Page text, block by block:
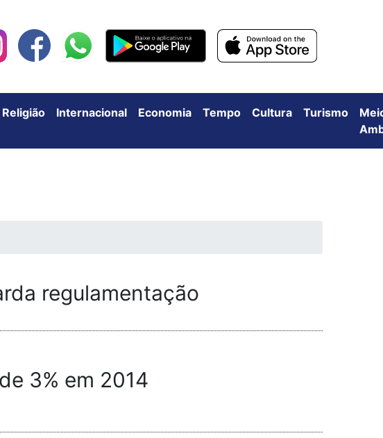
Religião Internacional Economia Tempo Cultura Turismo
regulamentação
3% em 2014